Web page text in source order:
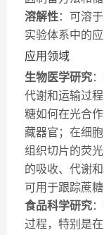
溶解性：可溶
实验体系中的
应用领域
生物医学研究
代谢和运输过
糖如何在光合
藏器官；在细
组织切片的荧
的吸收、代谢
可用于跟踪蔗
食品科学研究
过程，特别是